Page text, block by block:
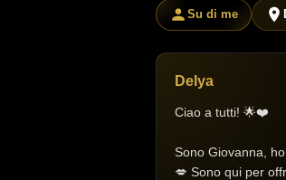
Su di me
Delya
Ciao a tutti! 🌟❤️
Sono Giovanna,
💋 Sono qui per